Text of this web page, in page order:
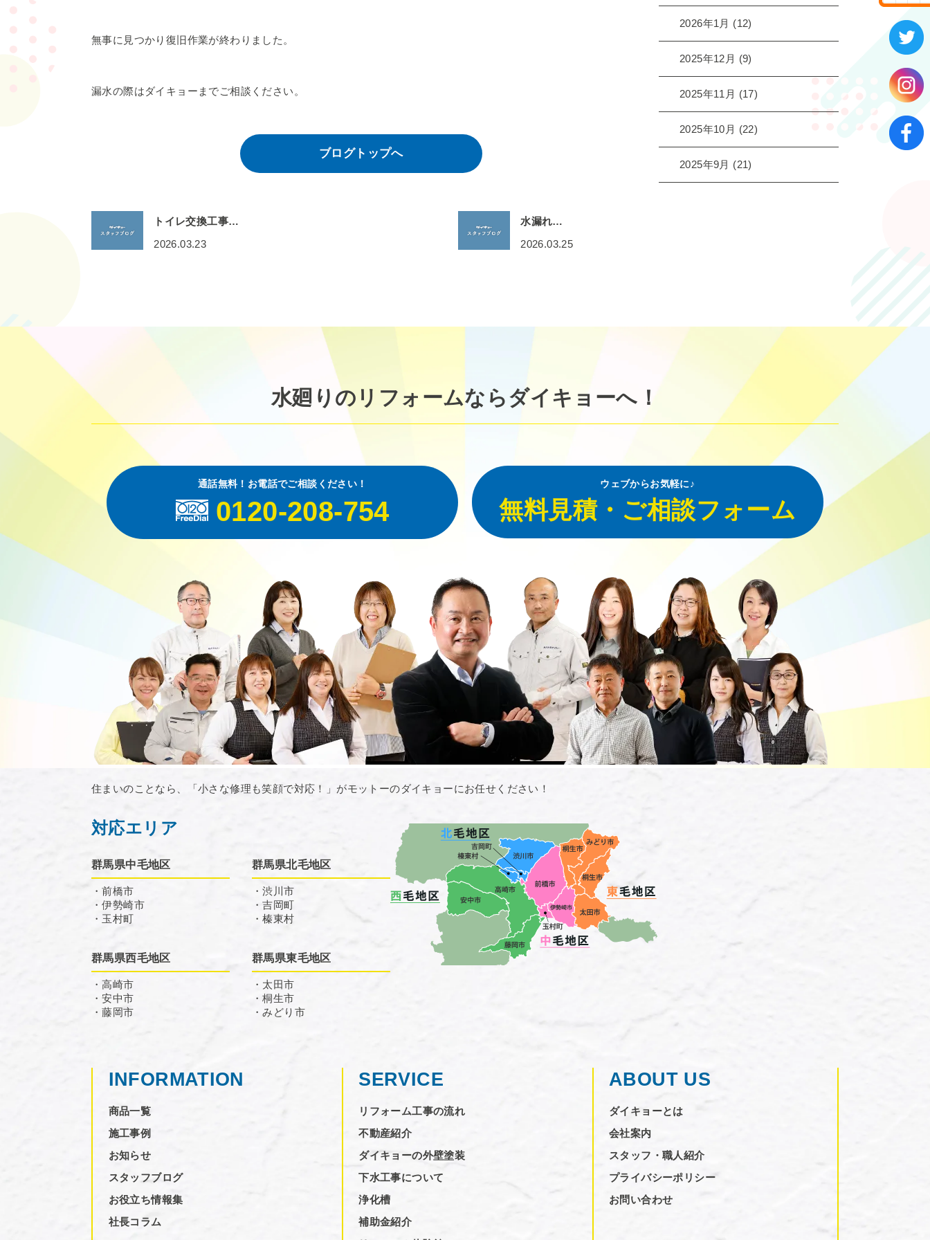
無事に見つかり復旧作業が終わりました。
漏水の際はダイキョーまでご相談ください。
ブログトップへ
トイレ交換工事…
2026.03.23
水漏れ…
2026.03.25
2026年1月 (12)
2025年12月 (9)
2025年11月 (17)
2025年10月 (22)
2025年9月 (21)
水廻りのリフォームならダイキョーへ！
通話無料！お電話でご相談ください！
0120-208-754
ウェブからお気軽に♪
無料見積・ご相談フォーム
住まいのことなら、「小さな修理も笑顔で対応！」がモットーのダイキョーにお任せください！
対応エリア
群馬県中毛地区
・前橋市
・伊勢崎市
・玉村町
群馬県北毛地区
・渋川市
・吉岡町
・榛東村
群馬県西毛地区
・高崎市
・安中市
・藤岡市
群馬県東毛地区
・太田市
・桐生市
・みどり市
INFORMATION
商品一覧
施工事例
お知らせ
スタッフブログ
お役立ち情報集
社長コラム
SERVICE
リフォーム工事の流れ
不動産紹介
ダイキョーの外壁塗装
下水工事について
浄化槽
補助金紹介
ABOUT US
ダイキョーとは
会社案内
スタッフ・職人紹介
プライバシーポリシー
お問い合わせ